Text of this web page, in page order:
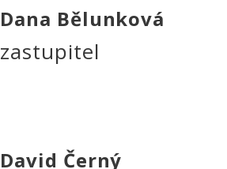
Dana Bělunková
zastupitel
David Černý